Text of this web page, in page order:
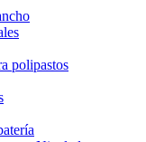
polipastos